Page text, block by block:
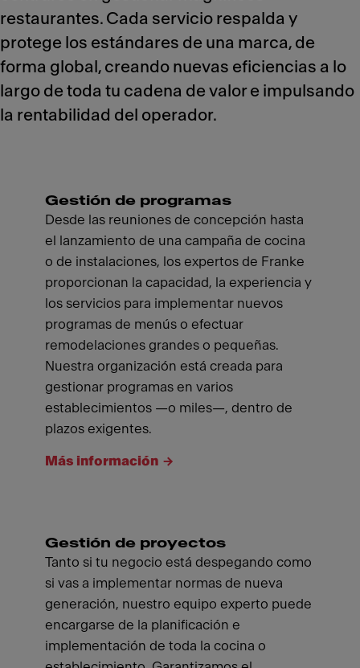
restaurantes. Cada servicio respalda y
protege los estándares de una marca, de
forma global, creando nuevas eficiencias a lo
largo de toda tu cadena de valor e impulsando
la rentabilidad del operador.
Gestión de programas
Desde las reuniones de concepción hasta
el lanzamiento de una campaña de cocina
o de instalaciones, los expertos de Franke
proporcionan la capacidad, la experiencia y
los servicios para implementar nuevos
programas de menús o efectuar
remodelaciones grandes o pequeñas.
Nuestra organización está creada para
gestionar programas en varios
establecimientos —o miles—, dentro de
plazos exigentes.
Más información
Gestión de proyectos
Tanto si tu negocio está despegando como
si vas a implementar normas de nueva
generación, nuestro equipo experto puede
encargarse de la planificación e
implementación de toda la cocina o